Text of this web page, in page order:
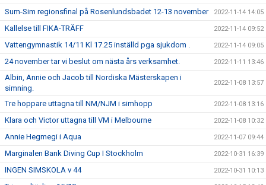
Sum-Sim regionsfinal på Rosenlundsbadet 12-13 november 2022-11-14 14:05
Kallelse till FIKA-TRÄFF 2022-11-14 09:52
Vattengymnastik 14/11 Kl 17.25 inställd pga sjukdom . 2022-11-14 09:05
24 november tar vi beslut om nästa års verksamhet. 2022-11-11 13:46
Albin, Annie och Jacob till Nordiska Mästerskapen i
simning.
2022-11-08 13:57
Tre hoppare uttagna till NM/NJM i simhopp 2022-11-08 13:16
Klara och Victor uttagna till VM i Melbourne 2022-11-08 10:32
Annie Hegmegi i Aqua 2022-11-07 09:44
Marginalen Bank Diving Cup I Stockholm 2022-10-31 16:39
INGEN SIMSKOLA v 44 2022-10-31 10:13